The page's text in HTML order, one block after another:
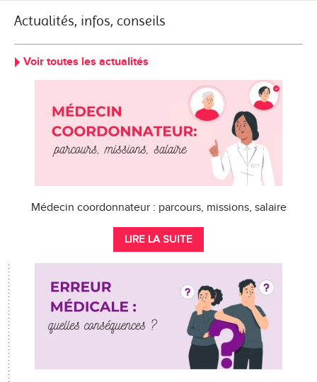
Actualités, infos, conseils
Voir toutes les actualités
Médecin coordonnateur : parcours, missions, salaire
LIRE LA SUITE